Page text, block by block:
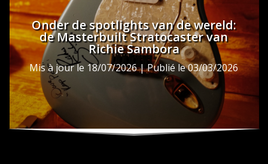
Onder de spotlights van de wereld:
de Masterbuilt Stratocaster van
Richie Sambora
Mis à jour le 18/07/2026 | Publié le 03/03/2026